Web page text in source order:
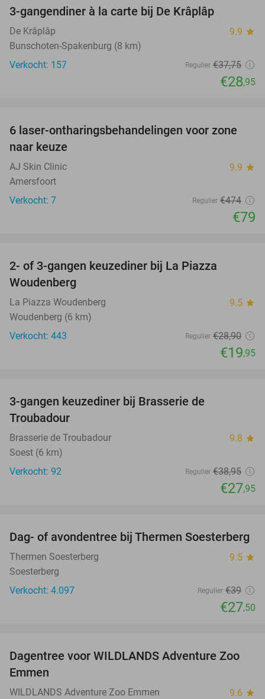
3-gangendiner à la carte bij De Krâplâp
De Krâplâp 9.9 star
Bunschoten-Spakenburg (8 km)
Verkocht: 157
Regulier €37,75
€28,95
83%
6 laser-ontharingsbehandelingen voor zone
naar keuze
AJ Skin Clinic 9.9 star
Amersfoort
Verkocht: 7
Regulier €474
€79
2- of 3-gangen keuzediner bij La Piazza
Woudenberg
La Piazza Woudenberg 9.5 star
Woudenberg (6 km)
Verkocht: 443
Regulier €28,90
€19,95
3-gangen keuzediner bij Brasserie de
Troubadour
Brasserie de Troubadour 9.8 star
Soest (6 km)
Verkocht: 92
Regulier €38,95
€27,95
29%
Dag- of avondentree bij Thermen Soesterberg
Thermen Soesterberg 9.5 star
Soesterberg
Verkocht: 4.097
Regulier €39
€27,50
24%
Dagentree voor WILDLANDS Adventure Zoo
Emmen
WILDLANDS Adventure Zoo Emmen 9.6 star